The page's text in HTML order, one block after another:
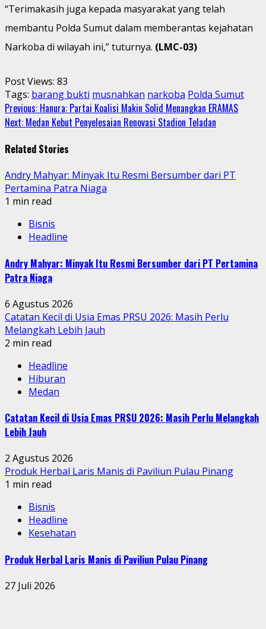
“Terimakasih juga kepada masyarakat yang telah
membantu Polda Sumut dalam memberantas kejahatan
Narkoba di wilayah ini,” tuturnya. (LMC-03)
Post Views: 83
Tags: barang bukti musnahkan narkoba Polda Sumut
Continue
Reading
Previous: Hanura: Partai Koalisi Makin Solid Menangkan ERAMAS
Next: Medan Kebut Penyelesaian Renovasi Stadion Teladan
Related Stories
Andry Mahyar: Minyak Itu Resmi Bersumber dari PT
Pertamina Patra Niaga
1 min read
Bisnis
Headline
Andry Mahyar: Minyak Itu Resmi Bersumber dari PT Pertamina
Patra Niaga
6 Agustus 2026
Catatan Kecil di Usia Emas PRSU 2026: Masih Perlu
Melangkah Lebih Jauh
2 min read
Headline
Hiburan
Medan
Catatan Kecil di Usia Emas PRSU 2026: Masih Perlu Melangkah
Lebih Jauh
2 Agustus 2026
Produk Herbal Laris Manis di Paviliun Pulau Pinang
1 min read
Bisnis
Headline
Kesehatan
Produk Herbal Laris Manis di Paviliun Pulau Pinang
27 Juli 2026